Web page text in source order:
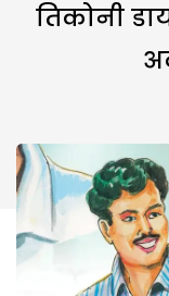
तिकोनी